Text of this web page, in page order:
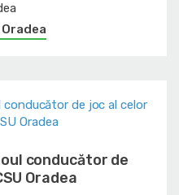
Oradea
conducător de
Oradea